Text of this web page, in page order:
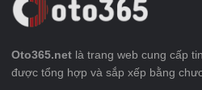
Oto365.net là trang web cung cấp
được tổng hợp và sắp xếp bằng